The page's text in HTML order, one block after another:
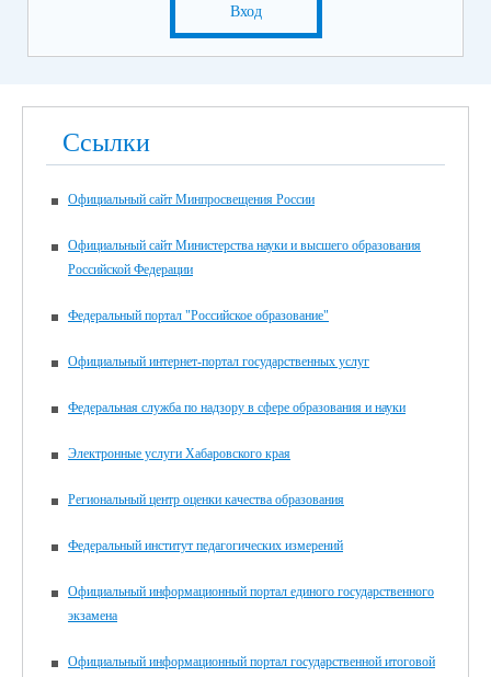
Вход
Ссылки
Официальный сайт Минпросвещения России
Официальный сайт Министерства науки и высшего образования
Российской Федерации
Федеральный портал "Российское образование"
Официальный интернет-портал государственных услуг
Федеральная служба по надзору в сфере образования и науки
Электронные услуги Хабаровского края
Региональный центр оценки качества образования
Федеральный институт педагогических измерений
Официальный информационный портал единого государственного
экзамена
Официальный информационный портал государственной итоговой